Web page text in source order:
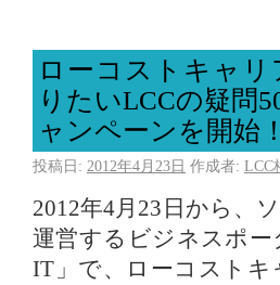
ローコストキャ
りたいLCCの疑問
ャンペーンを開始
投稿日: 2012年4月23日 作成者: LCC
2012年4月23日から、
運営するビジネスポ
IT」で、ローコスト